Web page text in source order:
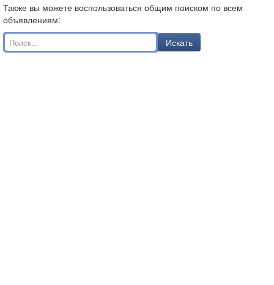
Также вы можете воспользоваться общим поиском по всем
объявлениям:
Искать